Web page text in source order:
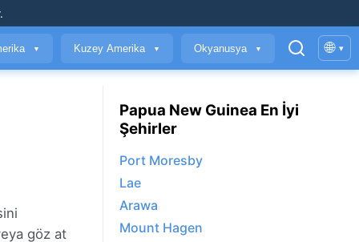
.
▼ Kuzey Amerika ▼ Okyanusya ▼ 🌐 ▾
göz at
Papua New Guinea En İyi
Şehirler
Port Moresby
Lae
Arawa
Mount Hagen